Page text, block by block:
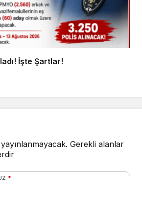
İşte Şartlar!
Gerekli alanlar
*